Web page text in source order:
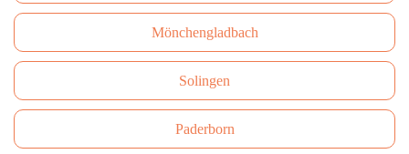
Mönchengladbach
Solingen
Paderborn